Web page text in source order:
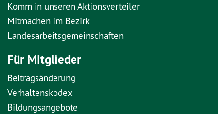
Komm in unseren Aktionsverteiler
Mitmachen im Bezirk
Landesarbeitsgemeinschaften
Für Mitglieder
Beitragsänderung
Verhaltenskodex
Bildungsangebote